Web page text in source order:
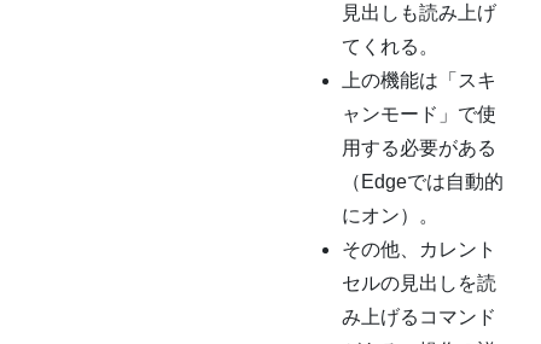
見出しも読み上げ
てくれる。
上の機能は「スキ
ャンモード」で使
用する必要がある
（Edgeでは自動的
にオン）。
その他、カレント
セルの見出しを読
み上げるコマンド